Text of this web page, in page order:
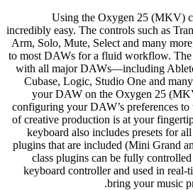
Using the Oxygen 25 (MKV)
incredibly easy. The controls such as
Arm, Solo, Mute, Select and many
to most DAWs for a fluid workflow.
with all major DAWs—including
Cubase, Logic, Studio One and
your DAW on the Oxygen 25
configuring your DAW’s preferences
of creative production is at your
keyboard also includes presets for
plugins that are included (Mini Grand
class plugins can be fully
keyboard controller and used in real-
bring your music